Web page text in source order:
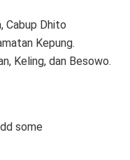
Cabup Dhito
Kepung.
Keling, dan Besowo.
some